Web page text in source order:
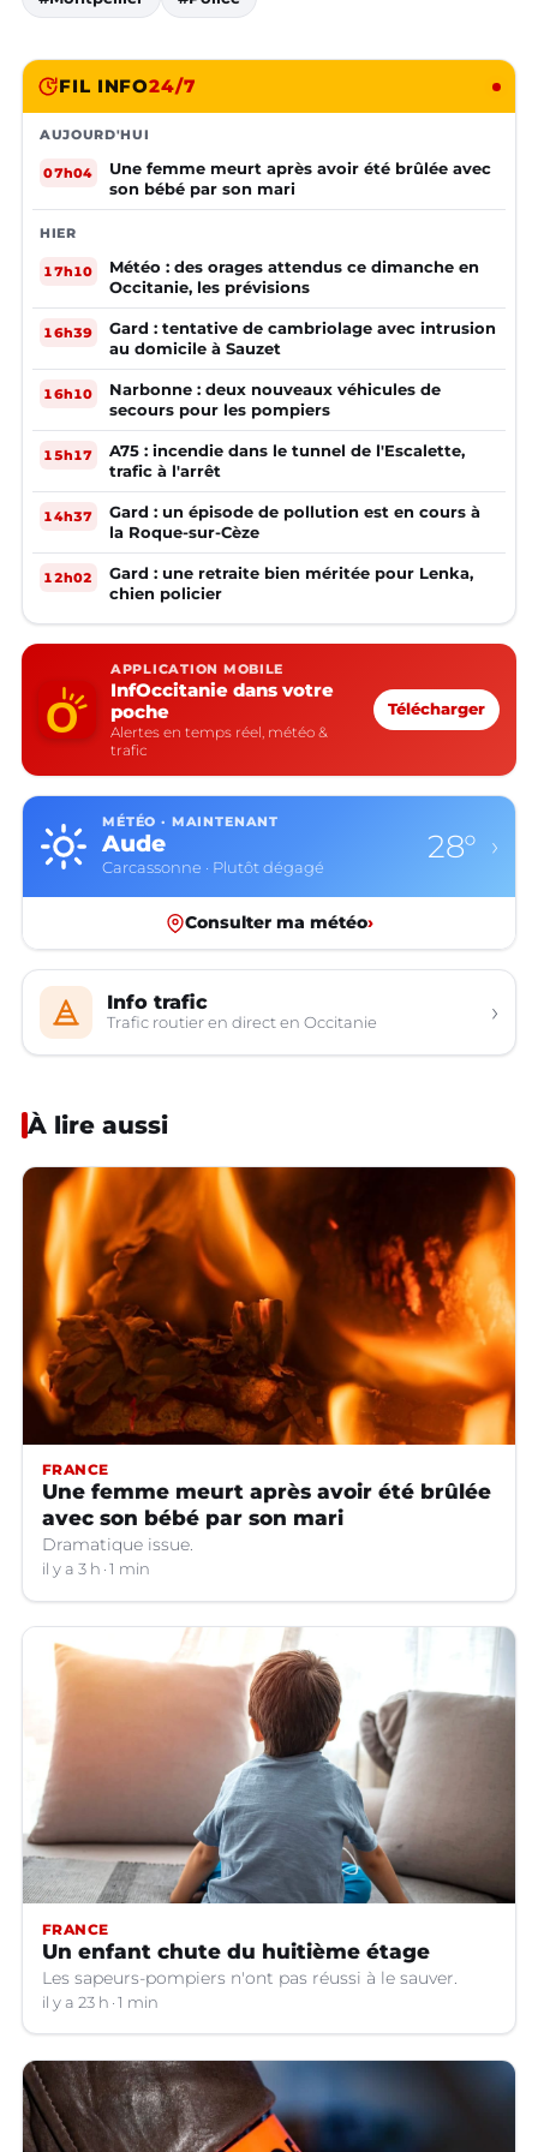
FIL INFO24/7
AUJOURD'HUI
07h04
Une femme meurt après avoir été brûlée avec
son bébé par son mari
HIER
17h10
Météo : des orages attendus ce dimanche en
Occitanie, les prévisions
16h39
Gard : tentative de cambriolage avec intrusion
au domicile à Sauzet
16h10
Narbonne : deux nouveaux véhicules de
secours pour les pompiers
15h17
A75 : incendie dans le tunnel de l'Escalette,
trafic à l'arrêt
14h37
Gard : un épisode de pollution est en cours à
la Roque-sur-Cèze
12h02
Gard : une retraite bien méritée pour Lenka,
chien policier
APPLICATION MOBILE
InfOccitanie dans votre
poche
Alertes en temps réel, météo &
trafic
Télécharger
MÉTÉO · MAINTENANT
Aude
Carcassonne · Plutôt dégagé
28° ›
Consulter ma météo›
Info trafic
Trafic routier en direct en Occitanie ›
À lire aussi
FRANCE
Une femme meurt après avoir été brûlée
avec son bébé par son mari
Dramatique issue.
il y a 3 h 1 min
FRANCE
Un enfant chute du huitième étage
Les sapeurs-pompiers n'ont pas réussi à le sauver.
il y a 23 h 1 min